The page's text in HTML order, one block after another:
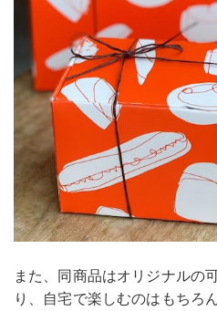
また、同商品はオリジナルの
り、自宅で楽しむのはもちろ